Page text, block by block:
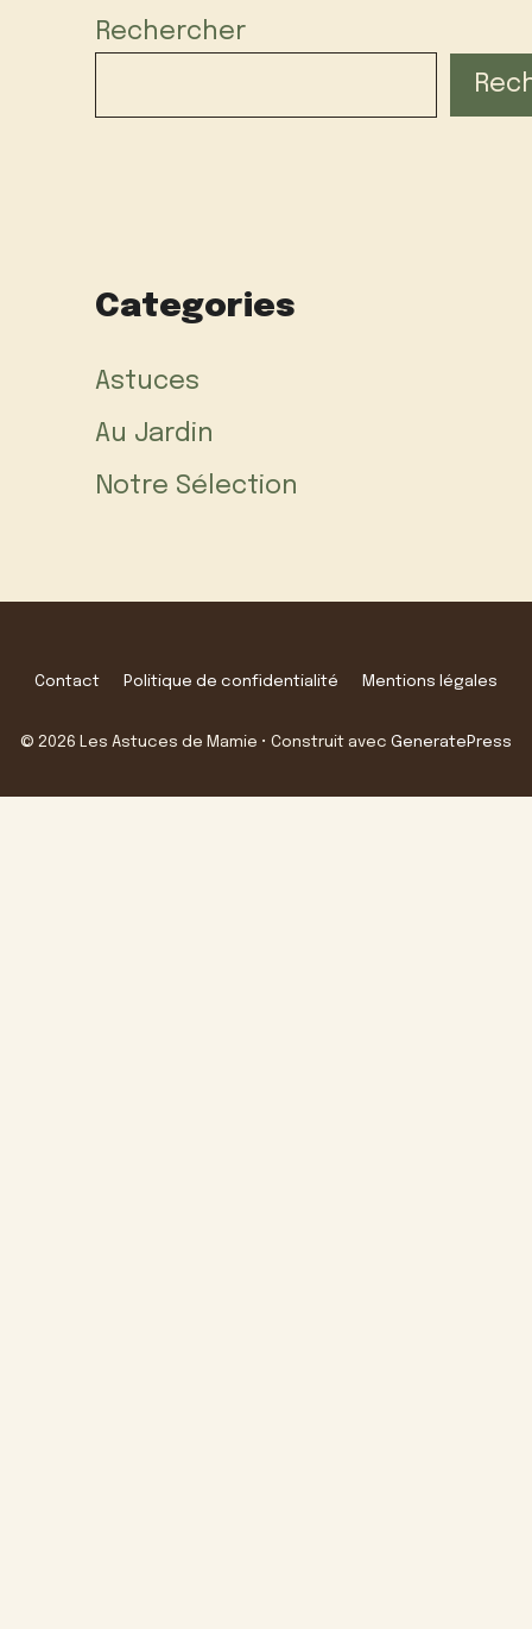
Rechercher
Categories
Astuces
Au Jardin
Notre Sélection
Contact Politique de confidentialité Mentions légales
© 2026 Les Astuces de Mamie • Construit avec GeneratePress